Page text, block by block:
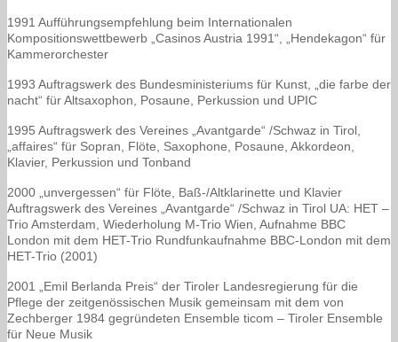
1991 Aufführungsempfehlung beim Internationalen
Kompositionswettbewerb „Casinos Austria 1991“, „Hendekagon“ für
Kammerorchester
1993 Auftragswerk des Bundesministeriums für Kunst, „die farbe der
nacht“ für Altsaxophon, Posaune, Perkussion und UPIC
1995 Auftragswerk des Vereines „Avantgarde“ /Schwaz in Tirol,
„affaires“ für Sopran, Flöte, Saxophone, Posaune, Akkordeon,
Klavier, Perkussion und Tonband
2000 „unvergessen“ für Flöte, Baß-/Altklarinette und Klavier
Auftragswerk des Vereines „Avantgarde“ /Schwaz in Tirol UA: HET –
Trio Amsterdam, Wiederholung M-Trio Wien, Aufnahme BBC
London mit dem HET-Trio Rundfunkaufnahme BBC-London mit dem
HET-Trio (2001)
2001 „Emil Berlanda Preis“ der Tiroler Landesregierung für die
Pflege der zeitgenössischen Musik gemeinsam mit dem von
Zechberger 1984 gegründeten Ensemble ticom – Tiroler Ensemble
für Neue Musik